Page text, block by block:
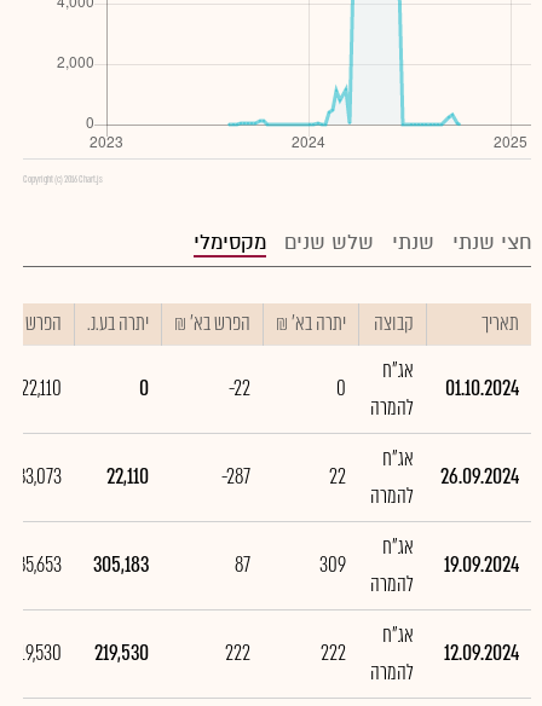
Copyright (c) 2016 Chart.js
חצי שנתי שנתי שלש שנים מקסימלי
תאריך קבוצה יתרה בא' ₪ הפרש בא' ₪ יתרה בע.נ. הפרש
01.10.2024
אג"ח
להמרה
0
-22
0
-22,110
26.09.2024
אג"ח
להמרה
22
-287
22,110
-283,073
19.09.2024
אג"ח
להמרה
309
87
305,183
85,653
12.09.2024
אג"ח
להמרה
222
222
219,530
219,530